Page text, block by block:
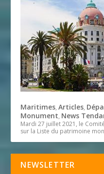
Maritimes,Articles,
Monument, News
Mardi 27 juillet 2021, le
sur la Liste du patrimoine
NEWSLETTER